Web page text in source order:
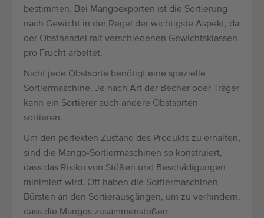
bestimmen. Bei Mangoexporten ist die Sortierung
nach Gewicht in der Regel der wichtigste Aspekt, da
der Obsthandel mit verschiedenen Gewichtsklassen
pro Frucht arbeitet.
Nicht jede Obstsorte benötigt eine spezielle
Sortiermaschine. Je nach Art der Becher oder Träger
kann ein Sortierer auch andere Obstsorten
sortieren.
Um den perfekten Zustand des Produkts zu erhalten,
sind die Mango-Sortiermaschinen so konstruiert,
dass das Risiko von Stößen und Beschädigungen
minimiert wird. Oft haben die Sortiermaschinen
Bürsten an den Sortierausgängen, um zu verhindern,
dass die Mangos zusammenstoßen.